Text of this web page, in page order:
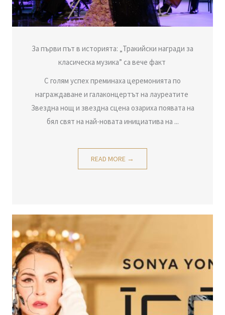
За първи път в историята: „Тракийски награди за
класическа музика” са вече факт
С голям успех преминаха церемонията по
награждаване и галаконцертът на лауреатите
Звездна нощ и звездна сцена озариха появата на
бял свят на най-новата инициатива на ...
READ MORE →